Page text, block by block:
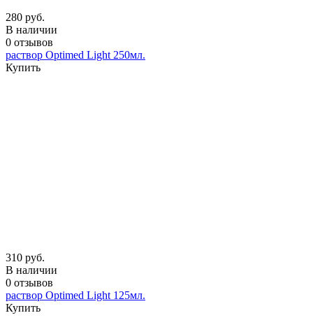
280 руб.
В наличии
0 отзывов
раствор Optimed Light 250мл.
Купить
310 руб.
В наличии
0 отзывов
раствор Optimed Light 125мл.
Купить